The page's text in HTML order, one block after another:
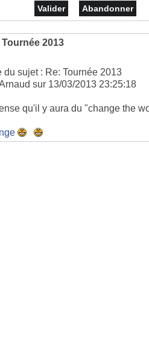
Tournée 2013
du sujet : Re: Tournée 2013
sur 13/03/2013 23:25:18
qu'il y aura du "change the